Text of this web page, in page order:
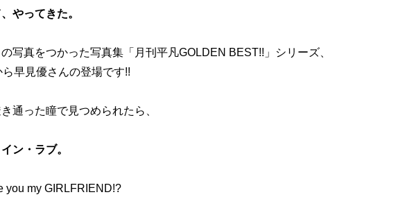
やってきた。
写真をつかった写真集「月刊平凡GOLDEN BEST!!」シリーズ、
早見優さんの登場です!!
通った瞳で見つめられたら、
ン・ラブ。
you my GIRLFRIEND!?